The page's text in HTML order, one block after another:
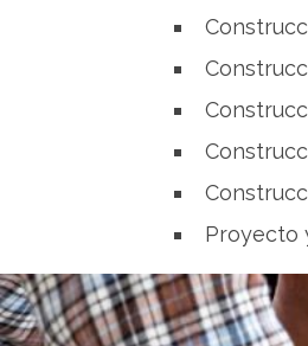
Proyecto